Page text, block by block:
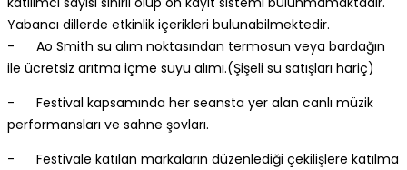
Yabancı dillerde etkinlik içerikleri bulunabilmektedir.
- Ao Smith su alım noktasından termosun veya bardağın
ile ücretsiz arıtma içme suyu alımı.(Şişeli su satışları hariç)
- Festival kapsamında her seansta yer alan canlı müzik
performansları ve sahne şovları.
- Festivale katılan markaların düzenlediği çekilişlere katılma